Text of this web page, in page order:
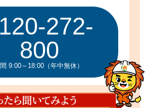
272-
800
9:00～18:00（年中無休）